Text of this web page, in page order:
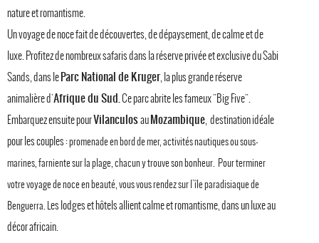
nature et romantisme.
Un voyage de noce fait de découvertes, de dépaysement, de calme et de
luxe. Profitez de nombreux safaris dans la réserve privée et exclusive du Sabi
Sands, dans leParc National de Kruger, la plus grande réserve
animalière d'Afrique du Sud.Ceparc abrite les fameux "Big Five".
Embarquez ensuite pourVilanculosauMozambique, destination idéale
pour les couples: promenade en bord de mer, activités nautiques ou sous-
marines, farniente sur la plage, chacun y trouve son bonheur. Pour terminer
votre voyage de noce en beauté, vous vous rendez sur l'île paradisiaque de
Benguerra. Les lodges et hôtels allient calme et romantisme, dans un luxe au
décor africain.